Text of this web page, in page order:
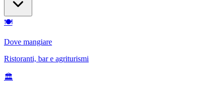
🍽
Dove mangiare
Ristoranti, bar e agriturismi
🏛